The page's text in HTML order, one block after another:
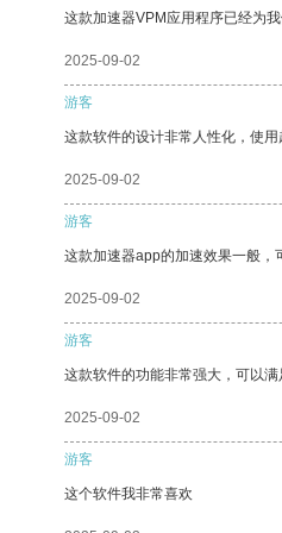
这款加速器VPM应用程序已经为
2025-09-02
游客
这款软件的设计非常人性化，使用
2025-09-02
游客
这款加速器app的加速效果一般，
2025-09-02
游客
这款软件的功能非常强大，可以满
2025-09-02
游客
这个软件我非常喜欢